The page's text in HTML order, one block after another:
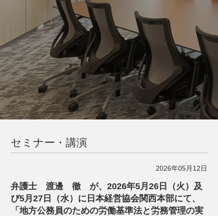
セミナー・講演
2026年05月12日
弁護士 渡邊 徹 が、2026年5月26日（火）及
び5月27日（水）に日本経営協会関西本部にて、
「地方公務員のための労働基準法と労務管理の実